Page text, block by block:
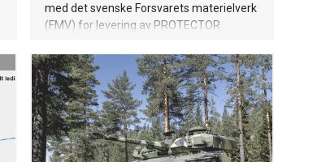
med det svenske Forsvarets materielverk
(FMV) for levering av PROTECTOR
stridskjøretøyet CV90.